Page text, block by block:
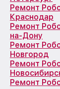
Ремонт
Краснодар
Ремонт
на-Дону
Ремонт
Новгород
Ремонт
Ремонт